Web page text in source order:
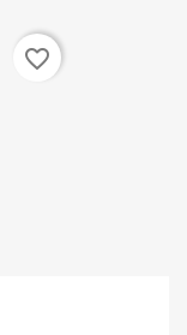
favorite_border